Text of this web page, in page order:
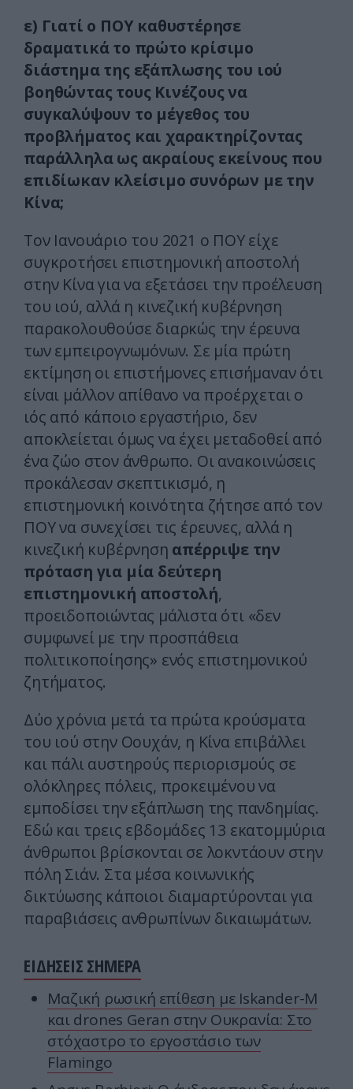
ε) Γιατί ο ΠΟΥ καθυστέρησε
δραματικά το πρώτο κρίσιμο
διάστημα της εξάπλωσης του ιού
βοηθώντας τους Κινέζους να
συγκαλύψουν το μέγεθος του
προβλήματος και χαρακτηρίζοντας
παράλληλα ως ακραίους εκείνους που
επιδίωκαν κλείσιμο συνόρων με την
Κίνα;
Τον Ιανουάριο του 2021 ο ΠΟΥ είχε
συγκροτήσει επιστημονική αποστολή
στην Κίνα για να εξετάσει την προέλευση
του ιού, αλλά η κινεζική κυβέρνηση
παρακολουθούσε διαρκώς την έρευνα
των εμπειρογνωμόνων. Σε μία πρώτη
εκτίμηση οι επιστήμονες επισήμαναν ότι
είναι μάλλον απίθανο να προέρχεται ο
ιός από κάποιο εργαστήριο, δεν
αποκλείεται όμως να έχει μεταδοθεί από
ένα ζώο στον άνθρωπο. Οι ανακοινώσεις
προκάλεσαν σκεπτικισμό, η
επιστημονική κοινότητα ζήτησε από τον
ΠΟΥ να συνεχίσει τις έρευνες, αλλά η
κινεζική κυβέρνηση απέρριψε την
πρόταση για μία δεύτερη
επιστημονική αποστολή,
προειδοποιώντας μάλιστα ότι «δεν
συμφωνεί με την προσπάθεια
πολιτικοποίησης» ενός επιστημονικού
ζητήματος.
Δύο χρόνια μετά τα πρώτα κρούσματα
του ιού στην Οουχάν, η Κίνα επιβάλλει
και πάλι αυστηρούς περιορισμούς σε
ολόκληρες πόλεις, προκειμένου να
εμποδίσει την εξάπλωση της πανδημίας.
Εδώ και τρεις εβδομάδες 13 εκατομμύρια
άνθρωποι βρίσκονται σε λοκντάουν στην
πόλη Σιάν. Στα μέσα κοινωνικής
δικτύωσης κάποιοι διαμαρτύρονται για
παραβιάσεις ανθρωπίνων δικαιωμάτων.
ΕΙΔΗΣΕΙΣ ΣΗΜΕΡΑ
Μαζική ρωσική επίθεση με Iskander-M
και drones Geran στην Ουκρανία: Στο
στόχαστρο το εργοστάσιο των
Flamingo